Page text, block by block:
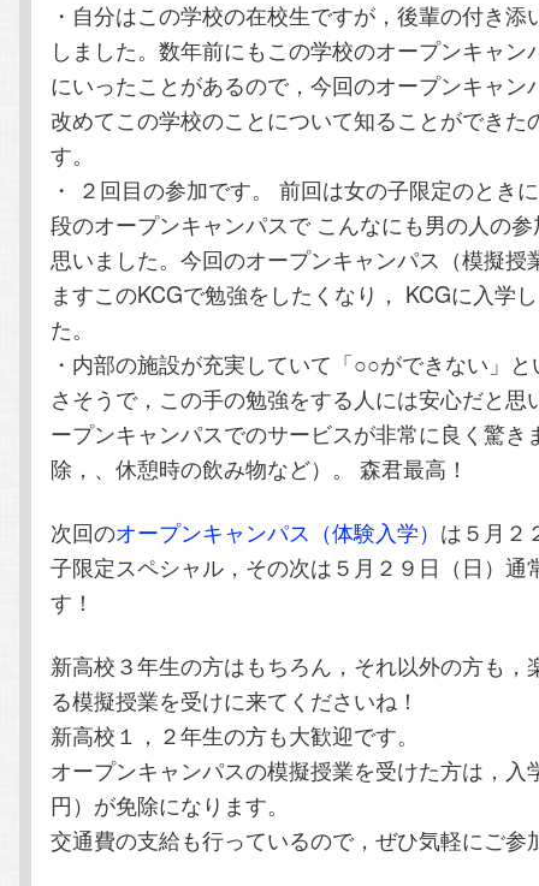
・自分はこの学校の在校生ですが，後輩の付き添
しました。数年前にもこの学校のオープンキャン
にいったことがあるので，今回のオープンキャン
改めてこの学校のことについて知ることができた
す。
・ ２回目の参加です。 前回は女の子限定のとき
段のオープンキャンパスで こんなにも男の人の
思いました。今回のオープンキャンパス（模擬授
ますこのKCGで勉強をしたくなり， KCGに入学
た。
・内部の施設が充実していて「○○ができない」
さそうで，この手の勉強をする人には安心だと思
ープンキャンパスでのサービスが非常に良く驚き
除，、休憩時の飲み物など）。 森君最高！
次回のオープンキャンパス（体験入学） は５月２
子限定スペシャル，その次は５月２９日（日）通
す！
新高校３年生の方はもちろん，それ以外の方も，
る模擬授業を受けに来てくださいね！
新高校１，２年生の方も大歓迎です。
オープンキャンパスの模擬授業を受けた方は，入
円）が免除になります。
交通費の支給も行っているので，ぜひ気軽にご参